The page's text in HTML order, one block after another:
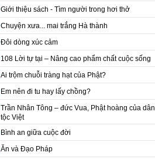
Giới thiệu sách - Tìm người trong hơi thở
Chuyện xưa... mai trắng Hà thành
Đôi dòng xúc cảm
108 Lời tự tại – Nâng cao phẩm chất cuộc sống
Ai trộm chuỗi tràng hạt của Phật?
Em nên đi tu hay lấy chồng?
Trần Nhân Tông – đức Vua, Phật hoàng của dân
tộc Việt
Bình an giữa cuộc đời
Ăn và Đạo Pháp